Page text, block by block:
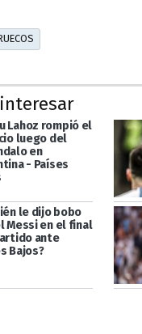
Lahoz rompió el
luego del
en
- Países
le dijo bobo
Messi en el final
ante
Bajos?